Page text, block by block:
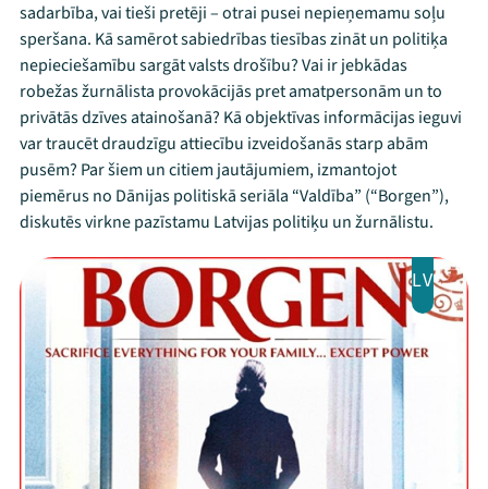
sadarbība, vai tieši pretēji – otrai pusei nepieņemamu soļu
speršana. Kā samērot sabiedrības tiesības zināt un politiķa
nepieciešamību sargāt valsts drošību? Vai ir jebkādas
robežas žurnālista provokācijās pret amatpersonām un to
privātās dzīves atainošanā? Kā objektīvas informācijas ieguvi
var traucēt draudzīgu attiecību izveidošanās starp abām
pusēm? Par šiem un citiem jautājumiem, izmantojot
piemērus no Dānijas politiskā seriāla “Valdība” (“Borgen”),
diskutēs virkne pazīstamu Latvijas politiķu un žurnālistu.
LV